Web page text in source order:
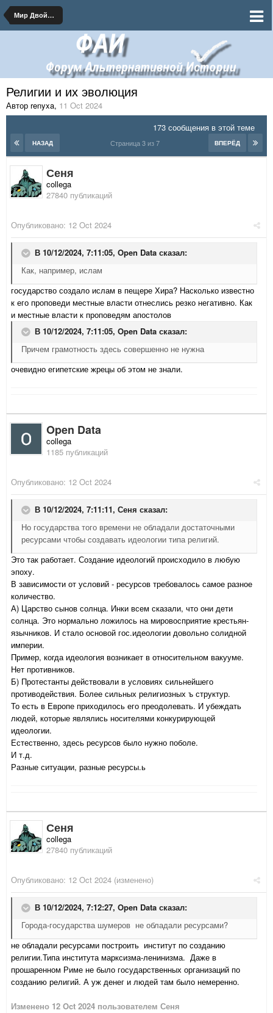
Мир Двойного Солнца
Религии и их эволюция
Автор renyxa, 11 Oct 2024
173 сообщения в этой теме
НАЗАД ВПЕРЁД
Страница 3 из 7
Сеня
collega
27840 публикаций
Опубликовано: 12 Oct 2024
В 10/12/2024, 7:11:05, Open Data сказал:
Как, например, ислам
государство создало ислам в пещере Хира? Насколько известно
к его проповеди местные власти отнеслись резко негативно. Как
и местные власти к проповедям апостолов
В 10/12/2024, 7:11:05, Open Data сказал:
Причем грамотность здесь совершенно не нужна
очевидно египетские жрецы об этом не знали.
Open Data
collega
1185 публикаций
Опубликовано: 12 Oct 2024
В 10/12/2024, 7:11:11, Сеня сказал:
Но государства того времени не обладали достаточными
ресурсами чтобы создавать идеологии типа религий.
Это так работает. Создание идеологий происходило в любую
эпоху.
В зависимости от условий - ресурсов требовалось самое разное
количество.
А) Царство сынов солнца. Инки всем сказали, что они дети
солнца. Это нормально ложилось на мировосприятие крестьян-
язычников. И стало основой гос.идеологии довольно солидной
империи.
Пример, когда идеология возникает в относительном вакууме.
Нет противников.
Б) Протестанты действовали в условиях сильнейшего
противодействия. Более сильных религиозных ъ структур.
То есть в Европе приходилось его преодолевать. И убеждать
людей, которые являлись носителями конкурирующей
идеологии.
Естественно, здесь ресурсов было нужно поболе.
И т.д.
Разные ситуации, разные ресурсы.ь
Сеня
collega
27840 публикаций
Опубликовано: 12 Oct 2024 (изменено)
В 10/12/2024, 7:12:27, Open Data сказал:
Города-государства шумеров не обладали ресурсами?
не обладали ресурсами построить институт по созданию
религии.Типа института марксизма-ленинизма. Даже в
прошаренном Риме не было государственных организаций по
созданию религий. А уж денег и людей там было немеренно.
Изменено 12 Oct 2024 пользователем Сеня